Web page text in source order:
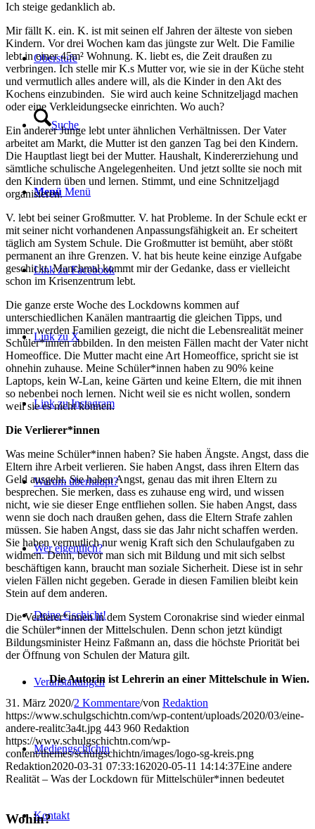
Oberstufe
Suche
Menü Menü
Link zu Facebook
Link zu X
Link zu Instagram
Warum überhaupt?
Wer eigentlich?
Deine Gschicht!
Veranstaltungen
Mediengschichtn
Kontakt
Ich steige gedanklich ab.
Mir fällt K. ein. K. ist mit seinen elf Jahren der älteste von sieben
Kindern. Vor drei Wochen kam das jüngste zur Welt. Die Familie
lebt in einer 45m² Wohnung. K. liebt es, die Zeit draußen zu
verbringen. Ich stelle mir K.s Mutter vor, wie sie in der Küche steht
und vermutlich alles andere will, als die Kinder in den Akt des
Kochens einzubinden. Sie wird auch keine Schnitzeljagd machen
oder eine Verkleidungsecke einrichten. Wo auch?
Ein anderer Junge lebt unter ähnlichen Verhältnissen. Der Vater
arbeitet am Markt, die Mutter ist den ganzen Tag bei den Kindern.
Die Hauptlast liegt bei der Mutter. Haushalt, Kindererziehung und
sämtliche schulische Angelegenheiten. Und jetzt sollte sie noch mit
den Kindern üben und lernen. Stimmt, und eine Schnitzeljagd
organisieren.
V. lebt bei seiner Großmutter. V. hat Probleme. In der Schule eckt er
mit seiner nicht vorhandenen Anpassungsfähigkeit an. Er scheitert
täglich am System Schule. Die Großmutter ist bemüht, aber stößt
permanent an ihre Grenzen. V. hat bis heute keine einzige Aufgabe
geschickt. Manchmal kommt mir der Gedanke, dass er vielleicht
schon im Krisenzentrum lebt.
Die ganze erste Woche des Lockdowns kommen auf
unterschiedlichen Kanälen mantraartig die gleichen Tipps, und
immer werden Familien gezeigt, die nicht die Lebensrealität meiner
Schüler*innen abbilden. In den meisten Fällen macht der Vater nicht
Homeoffice. Die Mutter macht eine Art Homeoffice, spricht sie ist
ohnehin zuhause. Meine Schüler*innen haben zu 90% keine
Laptops, kein W-Lan, keine Gärten und keine Eltern, die mit ihnen
so nebenbei noch lernen. Nicht weil sie es nicht wollen, sondern
weil sie es nicht können.
Die Verlierer*innen
Was meine Schüler*innen haben? Sie haben Ängste. Angst, dass die
Eltern ihre Arbeit verlieren. Sie haben Angst, dass ihren Eltern das
Geld ausgeht. Sie haben Angst, genau das mit ihren Eltern zu
besprechen. Sie merken, dass es zuhause eng wird, und wissen
nicht, wie sie dieser Enge entfliehen sollen. Sie haben Angst, dass
wenn sie doch nach draußen gehen, dass die Eltern Strafe zahlen
müssen. Sie haben Angst, dass sie das Jahr nicht schaffen werden.
Sie haben vermutlich nur wenig Kraft sich den Schulaufgaben zu
widmen. Denn, bevor man sich mit Bildung und mit sich selbst
beschäftigen kann, braucht man soziale Sicherheit. Diese ist in sehr
vielen Fällen nicht gegeben. Gerade in diesen Familien bleibt kein
Stein auf dem anderen.
Die Verlierer*innen in dem System Coronakrise sind wieder einmal
die Schüler*innen der Mittelschulen. Denn schon jetzt kündigt
Bildungsminister Heinz Faßmann an, dass die höchste Priorität bei
der Öffnung von Schulen der Matura gilt.
Die Autorin ist Lehrerin an einer Mittelschule in Wien.
31. März 2020/2 Kommentare/von Redaktion
https://www.schulgschichtn.com/wp-content/uploads/2020/03/eine-
andere-realitc3a4t.jpg 443 960 Redaktion
https://www.schulgschichtn.com/wp-
content/themes/schulgschichtn/images/logo-sg-kreis.png
Redaktion2020-03-31 07:33:162020-05-11 14:14:37Eine andere
Realität – Was der Lockdown für Mittelschüler*innen bedeutet
Wohin?